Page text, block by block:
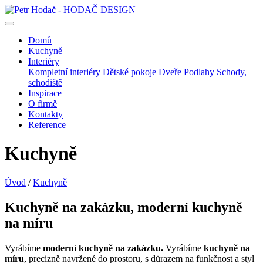
Domů
Kuchyně
Interiéry
Kompletní interiéry Dětské pokoje Dveře Podlahy Schody,
schodiště
Inspirace
O firmě
Kontakty
Reference
Kuchyně
Úvod /Kuchyně
Kuchyně na zakázku, moderní kuchyně
na míru
Vyrábíme moderní kuchyně na zakázku. Vyrábíme kuchyně na
míru, precizně navržené do prostoru, s důrazem na funkčnost a styl